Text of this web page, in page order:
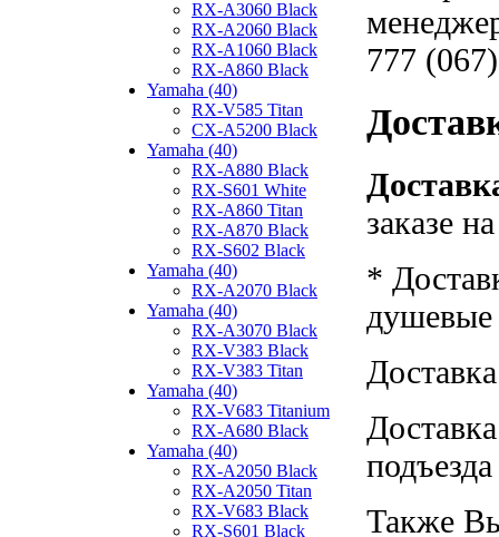
RX-A3060 Black
RX-A2060 Black
RX-A1060 Black
RX-A860 Black
Yamaha (40)
RX-V585 Titan
CX-A5200 Black
Yamaha (40)
RX-A880 Black
RX-S601 White
RX-A860 Titan
RX-A870 Black
RX-S602 Black
Yamaha (40)
RX-A2070 Black
Yamaha (40)
RX-A3070 Black
RX-V383 Black
RX-V383 Titan
Yamaha (40)
RX-V683 Titanium
RX-A680 Black
Yamaha (40)
RX-A2050 Black
RX-A2050 Titan
RX-V683 Black
RX-S601 Black
777
заказе
*
душевые
Также